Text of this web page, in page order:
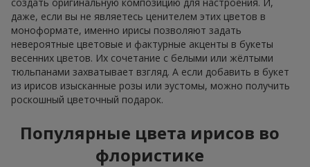
даже, если вы не являетесь ценителем этих цветов в
моноформате, именно ирисы позволяют задать
невероятные цветовые и фактурные акценты в букеты
весенних цветов. Их сочетание с белыми или жёлтыми
тюльпанами захватывает взгляд. А если добавить в букет
из ирисов изысканные розы или эустомы, можно получить
роскошный цветочный подарок.
Популярные цвета ирисов во
флористике